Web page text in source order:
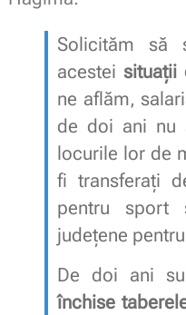
Solicităm să
acestei situații
ne aflăm,
de doi ani nu
locurile lor de
fi transferați
pentru sport
județene
De doi ani
închise